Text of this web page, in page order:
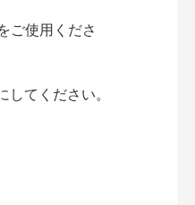
ご使用くださ
てください。